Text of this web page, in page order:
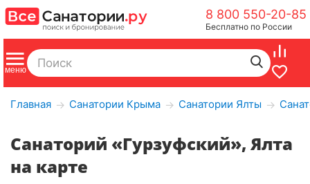
8 800 550-20-85
Бесплатно по России
Главная → Санатории Крыма → Санатории Ялты →
Санаторий «Гурзуфский», Ялта
на карте